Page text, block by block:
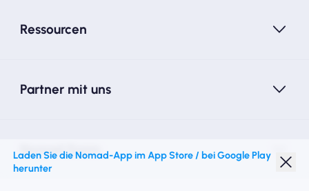
Ressourcen
Partner mit uns
Nomad Essim
Laden Sie die Nomad-App im App Store / bei Google Play
herunter